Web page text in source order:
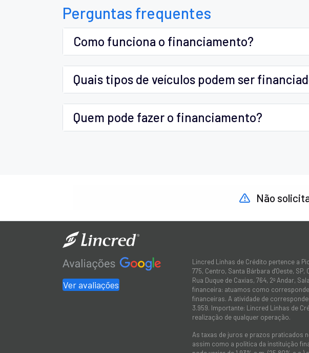
Perguntas frequentes
Como funciona o financiamento?
Quais tipos de veículos podem ser
Quem pode fazer o financiamento?
Não
Ver avaliações
Lincred Linhas de Crédito pertence a
775, Centro, Santa Bárbara d'Oeste,
Rua Duque de Caxias, 764, 2º Andar,
financeira: atuamos como
financeiras. A atividade de
3.959. Importante: Lincred Linhas de
realização de qualquer operação.
As taxas de juros e prazos praticados
assim como a política da instituição